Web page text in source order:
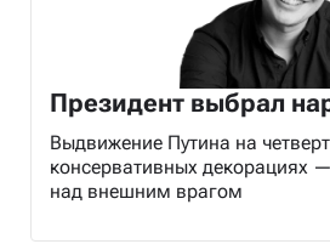
Президент выбрал
Выдвижение Путина на
консервативных декорациях
над внешним врагом